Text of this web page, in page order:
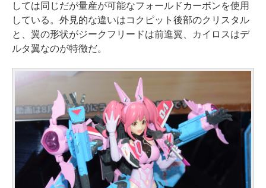
しては同じだが量産が可能なフォールドカーボンを使用
している。外見的な違いはコクピット後部のクリスタル
と、翼の形状がジークフリードは前進翼、カイロスはデ
ルタ翼なのが特徴だ。